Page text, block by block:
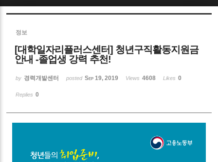
정보
[대학일자리플러스센터] 청년구직활동지원금
안내 -졸업생 강력 추천!
by 경력개발센터 posted Sep 19, 2019 Views 4608 Likes 0
Replies 0
Sketchbook5, 스케치북5
Sketchbook5, 스케치북5